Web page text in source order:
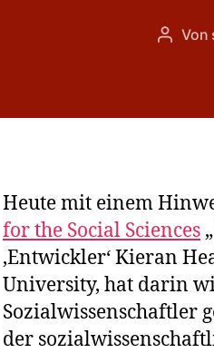
Von
Heute mit einem
for the Social Sciences „
‚Entwickler‘ Kieran
University, hat darin
Sozialwissenschaftler
der